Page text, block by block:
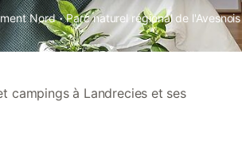
Nord · Parc naturel régional de l'Avesnois
campings à Landrecies et ses